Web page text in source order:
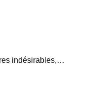
indésirables,…